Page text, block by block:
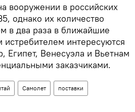
вооружении в российских
однако их количество
в два раза в ближайшие
истребителем интересуются
Венесуэла и Вьетнам
заказчиками.
Самолет поставки